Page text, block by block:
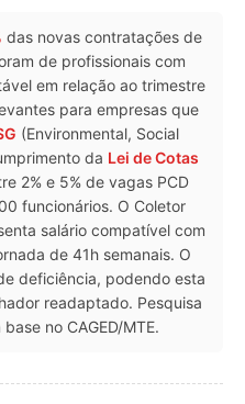
das novas contratações de
de profissionais com
em relação ao trimestre
para empresas que
(Environmental, Social
da Lei de Cotas
2% e 5% de vagas PCD
funcionários. O Coletor
salário compatível com
de 41h semanais. O
deficiência, podendo esta
readaptado. Pesquisa
base no CAGED/MTE.